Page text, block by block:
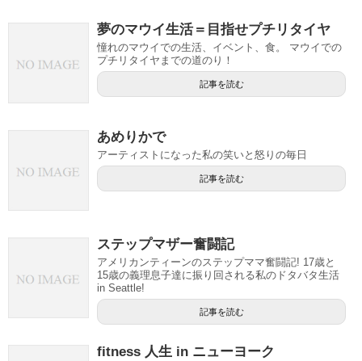
夢のマウイ生活＝目指せプチリタイヤ
憧れのマウイでの生活、イベント、食。 マウイでの
プチリタイヤまでの道のり！
記事を読む
あめりかで
アーティストになった私の笑いと怒りの毎日
記事を読む
ステップマザー奮闘記
アメリカンティーンのステップママ奮闘記! 17歳と
15歳の義理息子達に振り回される私のドタバタ生活
in Seattle!
記事を読む
fitness 人生 in ニューヨーク